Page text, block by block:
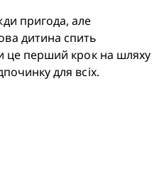
пригода, але
дитина спить
це перший крок на шляху
для всіх.